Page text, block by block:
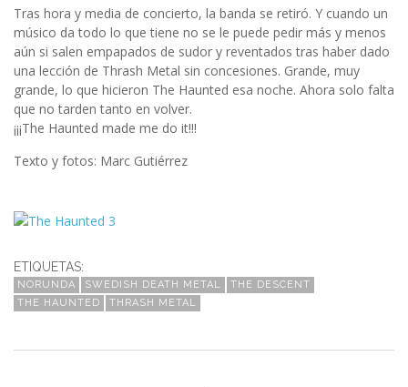
Tras hora y media de concierto, la banda se retiró. Y cuando un
músico da todo lo que tiene no se le puede pedir más y menos
aún si salen empapados de sudor y reventados tras haber dado
una lección de Thrash Metal sin concesiones. Grande, muy
grande, lo que hicieron The Haunted esa noche. Ahora solo falta
que no tarden tanto en volver.
¡¡¡The Haunted made me do it!!!
Texto y fotos: Marc Gutiérrez
ETIQUETAS:
NORUNDA SWEDISH DEATH METAL
THE DESCENT
THE HAUNTED
THRASH METAL